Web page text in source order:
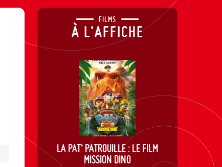
FILMS
À L'AFFICHE
LA PAT’ PATROUILLE : LE FILM
MISSION DINO